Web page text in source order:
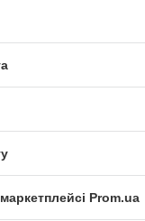
Prom.ua